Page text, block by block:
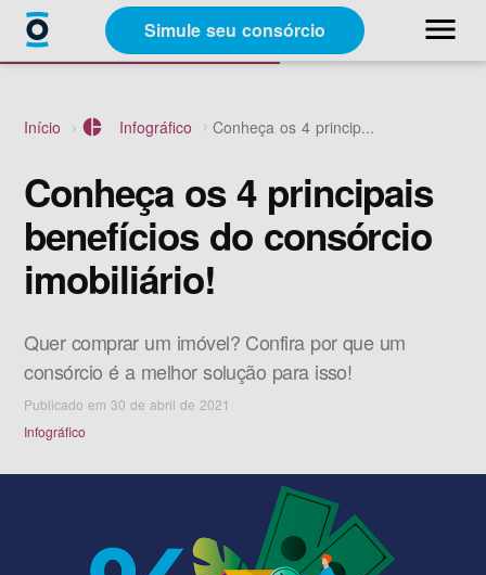
Simule seu consórcio menu
close
Categorias
Sobre a Racon
Início pie_chart Infográfico Conheça os 4 princip...
Conheça os 4 principais
benefícios do consórcio
imobiliário!
Quer comprar um imóvel? Confira por que um
consórcio é a melhor solução para isso!
Publicado em 30 de abril de 2021
Infográfico